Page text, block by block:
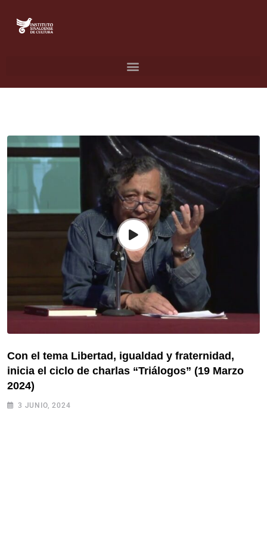
Con el tema Libertad, igualdad y fraternidad,
inicia el ciclo de charlas “Triálogos” (19 Marzo
2024)
3 JUNIO, 2024